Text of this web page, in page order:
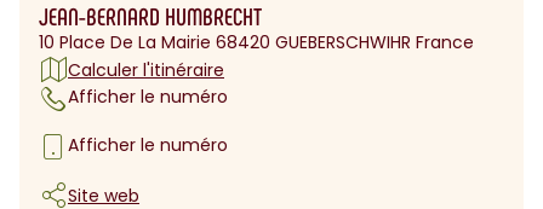
JEAN-BERNARD HUMBRECHT
10 Place De La Mairie 68420 GUEBERSCHWIHR France
Calculer l'itinéraire
Afficher le numéro
Afficher le numéro
Site web